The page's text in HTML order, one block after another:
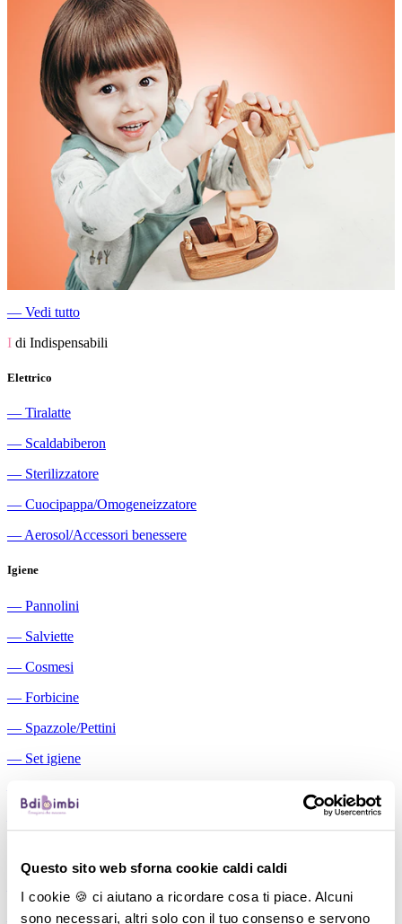
Questo sito web sforna cookie caldi caldi
I cookie 🍪 ci aiutano a ricordare cosa ti piace. Alcuni
sono necessari, altri solo con il tuo consenso e servono
― Vedi tutto
I di Indispensabili
Elettrico
― Tiralatte
― Scaldabiberon
― Sterilizzatore
― Cuocipappa/Omogeneizzatore
― Aerosol/Accessori benessere
Igiene
― Pannolini
― Salviette
― Cosmesi
― Forbicine
― Spazzole/Pettini
― Set igiene
Aspiratori nasali manuali
―
Cuscini allattamento
―Biberon